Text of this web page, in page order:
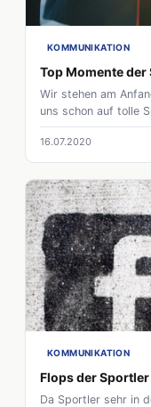
KOMMUNIKATION
Top Momente
Wir stehen am
uns schon auf tolle
aber auch zurück
bewegenden
unsere Tops der
16.07.2020
KOMMUNIKATION
Flops der
Da Sportler sehr in